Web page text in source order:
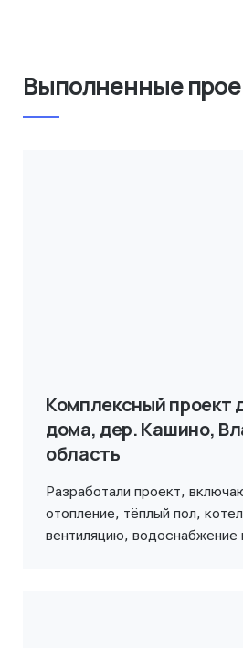
Выполненные
Комплексный проект
дома, дер. Кашино,
область
Разработали проект,
отопление, тёплый пол,
вентиляцию, водоснабжение